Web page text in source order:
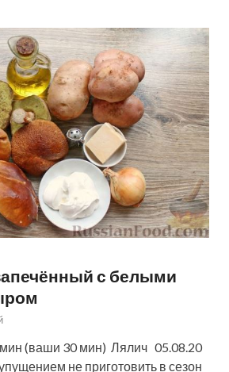
с белыми
мин (ваши 30 мин) Лялич 05.08.20
не приготовить в сезон